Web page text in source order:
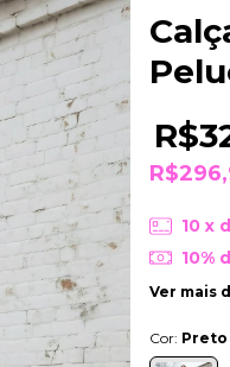
10 x
10%
Ver mais
Cor: Preto